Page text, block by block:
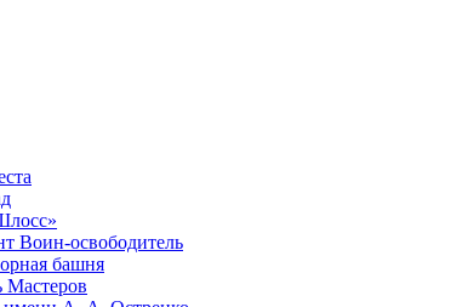
Воин-освободитель
башня